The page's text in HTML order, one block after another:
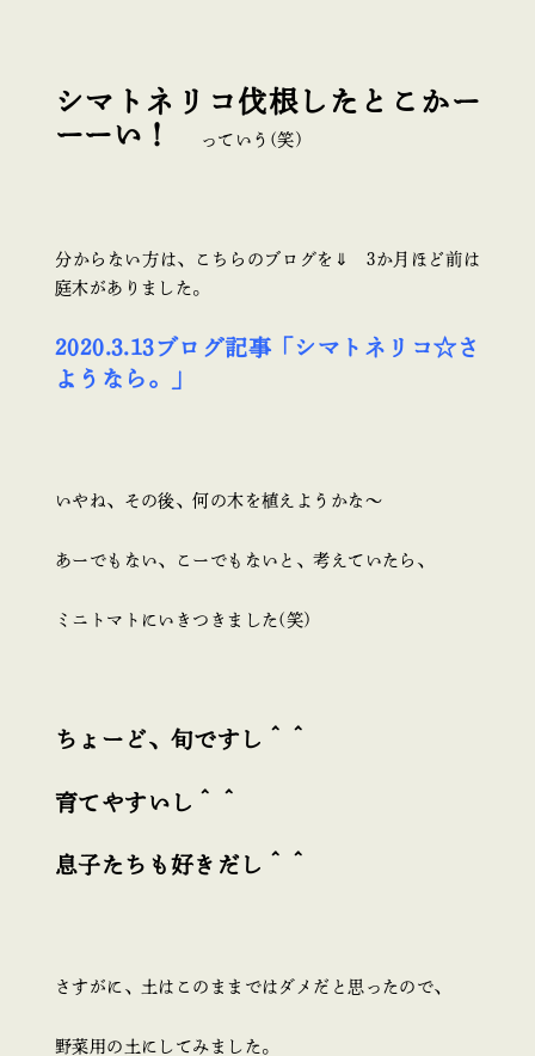
シマトネリコ伐根したとこかー
ーーい！
っていう(笑)
分からない方は、こちらのブログを⇓ 3か月ほど前は
庭木がありました。
2020.3.13ブログ記事「シマトネリコ☆さ
ようなら。」
いやね、その後、何の木を植えようかな～
あーでもない、こーでもないと、考えていたら、
ミニトマトにいきつきました(笑)
ちょーど、旬ですし＾＾
育てやすいし＾＾
息子たちも好きだし＾＾
さすがに、土はこのままではダメだと思ったので、
野菜用の土にしてみました。